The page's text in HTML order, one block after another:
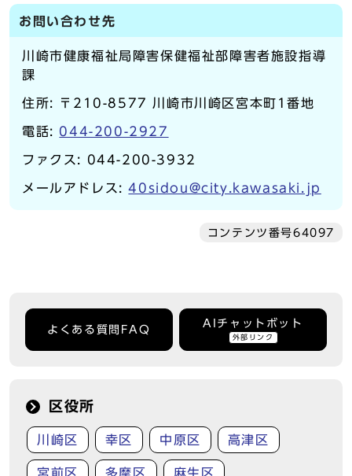
お問い合わせ先
川崎市健康福祉局障害保健福祉部障害者施設指導
課
住所: 〒210-8577 川崎市川崎区宮本町1番地
電話: 044-200-2927
ファクス: 044-200-3932
メールアドレス:40sidou@city.kawasaki.jp
コンテンツ番号64097
よくある質問FAQ
AIチャットボット
外部リンク
区役所
川崎区 幸区 中原区 高津区
宮前区 多摩区 麻生区